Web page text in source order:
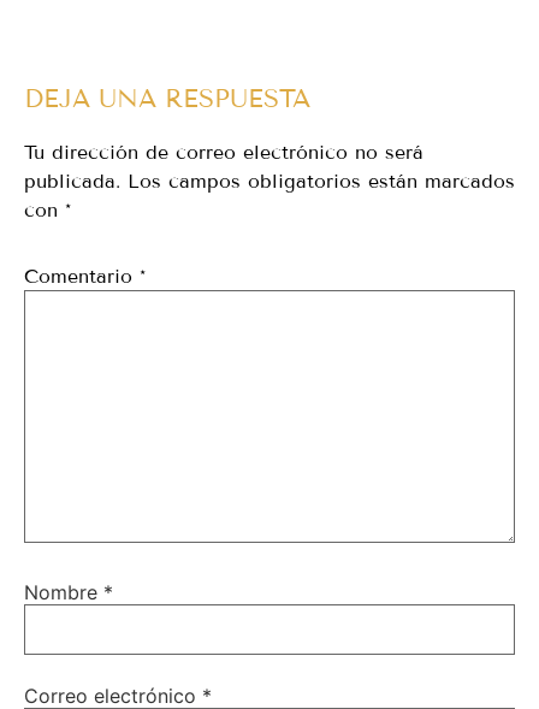
DEJA UNA RESPUESTA
Tu dirección de correo electrónico no será
publicada. Los campos obligatorios están marcados
con *
Comentario *
Nombre *
Correo electrónico *